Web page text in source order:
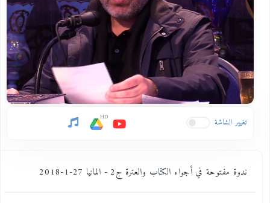
تغيير الشاشة HD
ندوة مفتوحة في أجواء الكتاب والعترة ج2 - المانيا 27-1-2018